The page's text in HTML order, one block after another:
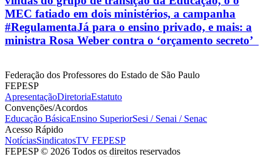
MEC fatiado em dois ministérios, a campanha
#RegulamentaJá para o ensino privado, e mais: a
ministra Rosa Weber contra o ‘orçamento secreto’
Federação dos Professores do Estado de São Paulo
FEPESP
ApresentaçãoDiretoriaEstatuto
Convenções/Acordos
Educação BásicaEnsino SuperiorSesi / Senai / Senac
Acesso Rápido
NotíciasSindicatosTV FEPESP
FEPESP © 2026 Todos os direitos reservados